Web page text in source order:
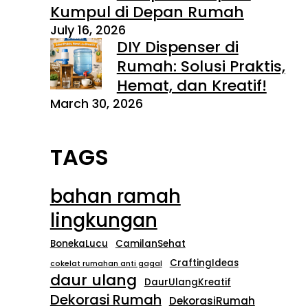
Kumpul di Depan Rumah
July 16, 2026
DIY Dispenser di
Rumah: Solusi Praktis,
Hemat, dan Kreatif!
March 30, 2026
TAGS
bahan ramah
lingkungan
BonekaLucu CamilanSehat
cokelat rumahan anti gagal CraftingIdeas
daur ulang DaurUlangKreatif
Dekorasi Rumah DekorasiRumah